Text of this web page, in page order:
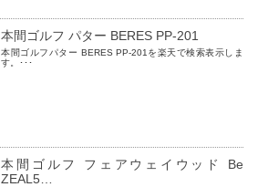
本間ゴルフ パター BERES PP-201
本間ゴルフパター BERES PP-201を楽天で検索表示しま
す。･･･
本間ゴルフ フェアウェイウッド Be
ZEAL5…